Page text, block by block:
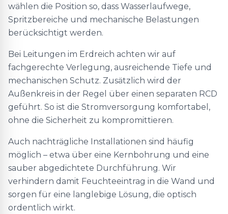
wählen die Position so, dass Wasserlaufwege,
Spritzbereiche und mechanische Belastungen
berücksichtigt werden.
Bei Leitungen im Erdreich achten wir auf
fachgerechte Verlegung, ausreichende Tiefe und
mechanischen Schutz. Zusätzlich wird der
Außenkreis in der Regel über einen separaten RCD
geführt. So ist die Stromversorgung komfortabel,
ohne die Sicherheit zu kompromittieren.
Auch nachträgliche Installationen sind häufig
möglich – etwa über eine Kernbohrung und eine
sauber abgedichtete Durchführung. Wir
verhindern damit Feuchteeintrag in die Wand und
sorgen für eine langlebige Lösung, die optisch
ordentlich wirkt.